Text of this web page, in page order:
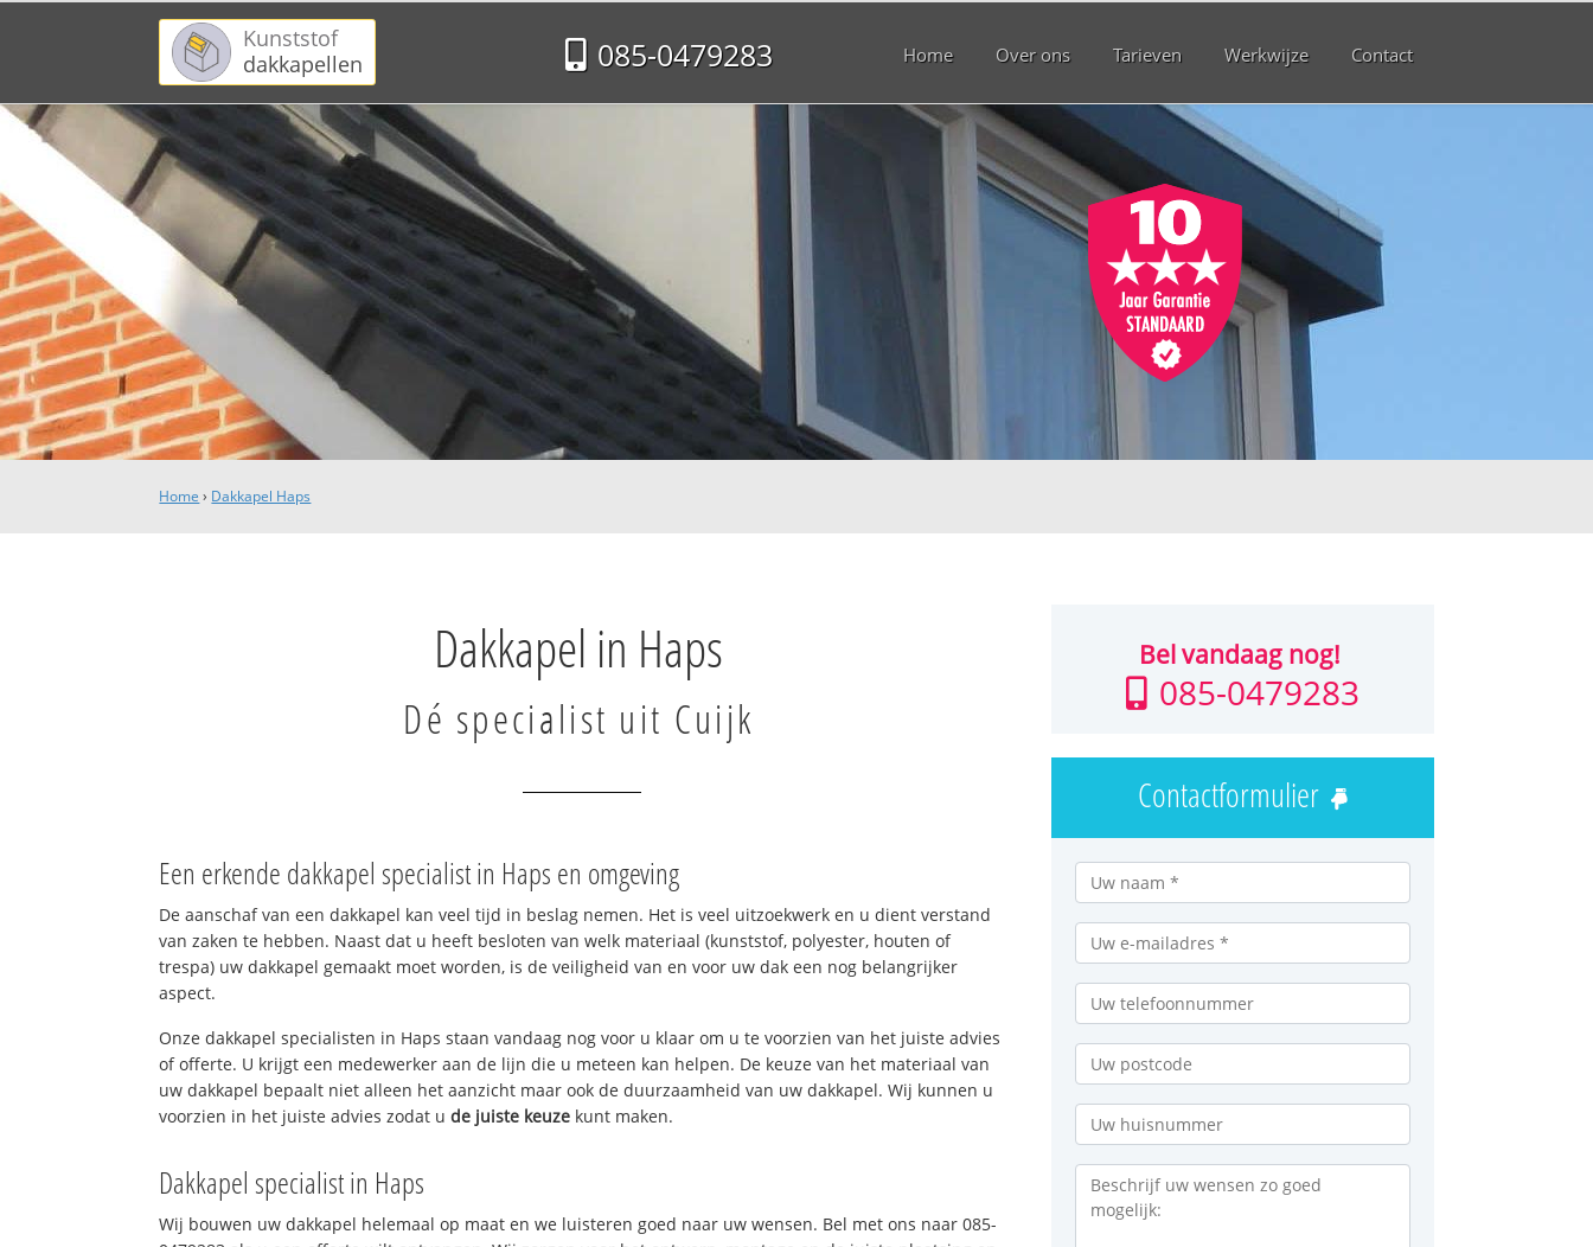
Kunststof
dakkapellen
085-0479283 Home Over ons Tarieven Werkwijze Contact
Home › Dakkapel Haps
Dakkapel in Haps
Dé specialist uit Cuijk
Een erkende dakkapel specialist in Haps en omgeving
De aanschaf van een dakkapel kan veel tijd in beslag nemen. Het is veel uitzoekwerk en u dient verstand
van zaken te hebben. Naast dat u heeft besloten van welk materiaal (kunststof, polyester, houten of
trespa) uw dakkapel gemaakt moet worden, is de veiligheid van en voor uw dak een nog belangrijker
aspect.
Onze dakkapel specialisten in Haps staan vandaag nog voor u klaar om u te voorzien van het juiste advies
of offerte. U krijgt een medewerker aan de lijn die u meteen kan helpen. De keuze van het materiaal van
uw dakkapel bepaalt niet alleen het aanzicht maar ook de duurzaamheid van uw dakkapel. Wij kunnen u
voorzien in het juiste advies zodat ude juiste keuze kunt maken.
Dakkapel specialist in Haps
Wij bouwen uw dakkapel helemaal op maat en we luisteren goed naar uw wensen. Bel met ons naar 085-
Bel vandaag nog!
085-0479283
Contactformulier